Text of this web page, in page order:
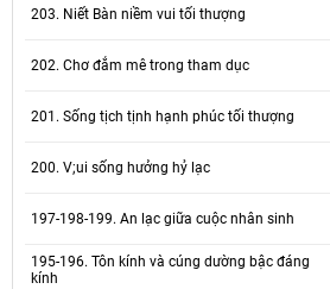
203. Niết Bàn niềm vui tối thượng
202. Chơ đắm mê trong tham dục
201. Sống tịch tịnh hạnh phúc tối thượng
200. V;ui sống hưởng hỷ lạc
197-198-199. An lạc giữa cuộc nhân sinh
195-196. Tôn kính và cúng dường bậc đáng
kính